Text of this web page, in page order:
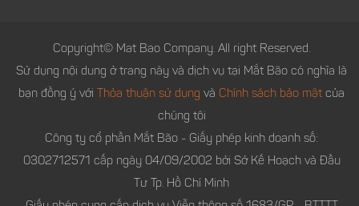
Copyright© Mat Bao Company. All right Reserved.
Sử dụng nội dung ở trang này và dịch vụ tại Mắt Bão có nghĩa là
bạn đồng ý với Thỏa thuận sử dụng và Chính sách bảo mật của
chúng tôi
Công ty cổ phần Mắt Bão - Giấy phép kinh doanh số:
0302712571 cấp ngày 04/09/2002 bởi Sở Kế Hoạch và Đầu
Tư Tp. Hồ Chí Minh